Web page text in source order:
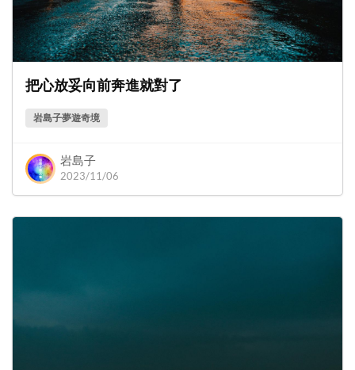
把心放妥向前奔進就對了
岩島子夢遊奇境
岩島子
2023/11/06